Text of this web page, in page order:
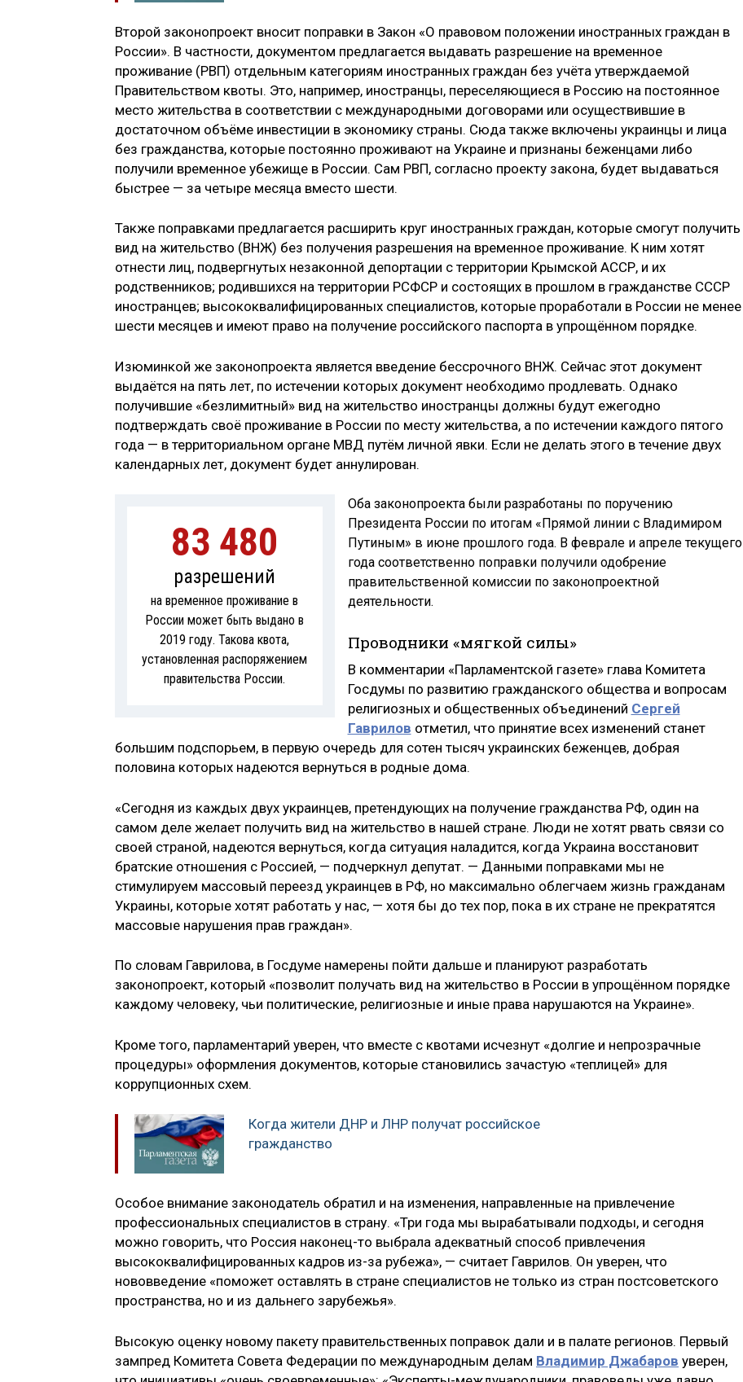
Второй законопроект вносит поправки в Закон «О правовом положении иностранных граждан в
России». В частности, документом предлагается выдавать разрешение на временное
проживание (РВП) отдельным категориям иностранных граждан без учёта утверждаемой
Правительством квоты. Это, например, иностранцы, переселяющиеся в Россию на постоянное
место жительства в соответствии с международными договорами или осуществившие в
достаточном объёме инвестиции в экономику страны. Сюда также включены украинцы и лица
без гражданства, которые постоянно проживают на Украине и признаны беженцами либо
получили временное убежище в России. Сам РВП, согласно проекту закона, будет выдаваться
быстрее — за четыре месяца вместо шести.
Также поправками предлагается расширить круг иностранных граждан, которые смогут получить
вид на жительство (ВНЖ) без получения разрешения на временное проживание. К ним хотят
отнести лиц, подвергнутых незаконной депортации с территории Крымской АССР, и их
родственников; родившихся на территории РСФСР и состоящих в прошлом в гражданстве СССР
иностранцев; высококвалифицированных специалистов, которые проработали в России не менее
шести месяцев и имеют право на получение российского паспорта в упрощённом порядке.
Изюминкой же законопроекта является введение бессрочного ВНЖ. Сейчас этот документ
выдаётся на пять лет, по истечении которых документ необходимо продлевать. Однако
получившие «безлимитный» вид на жительство иностранцы должны будут ежегодно
подтверждать своё проживание в России по месту жительства, а по истечении каждого пятого
года — в территориальном органе МВД путём личной явки. Если не делать этого в течение двух
календарных лет, документ будет аннулирован.
83 480
разрешений
на временное проживание в
России может быть выдано в
2019 году. Такова квота,
установленная распоряжением
правительства России.
Оба законопроекта были разработаны по поручению
Президента России по итогам «Прямой линии с Владимиром
Путиным» в июне прошлого года. В феврале и апреле текущего
года соответственно поправки получили одобрение
правительственной комиссии по законопроектной
деятельности.
Проводники «мягкой силы»
В комментарии «Парламентской газете» глава Комитета
Госдумы по развитию гражданского общества и вопросам
религиозных и общественных объединений Сергей
Гаврилов отметил, что принятие всех изменений станет
большим подспорьем, в первую очередь для сотен тысяч украинских беженцев, добрая
половина которых надеются вернуться в родные дома.
«Сегодня из каждых двух украинцев, претендующих на получение гражданства РФ, один на
самом деле желает получить вид на жительство в нашей стране. Люди не хотят рвать связи со
своей страной, надеются вернуться, когда ситуация наладится, когда Украина восстановит
братские отношения с Россией, — подчеркнул депутат. — Данными поправками мы не
стимулируем массовый переезд украинцев в РФ, но максимально облегчаем жизнь гражданам
Украины, которые хотят работать у нас, — хотя бы до тех пор, пока в их стране не прекратятся
массовые нарушения прав граждан».
По словам Гаврилова, в Госдуме намерены пойти дальше и планируют разработать
законопроект, который «позволит получать вид на жительство в России в упрощённом порядке
каждому человеку, чьи политические, религиозные и иные права нарушаются на Украине».
Кроме того, парламентарий уверен, что вместе с квотами исчезнут «долгие и непрозрачные
процедуры» оформления документов, которые становились зачастую «теплицей» для
коррупционных схем.
Когда жители ДНР и ЛНР получат российское
гражданство
Особое внимание законодатель обратил и на изменения, направленные на привлечение
профессиональных специалистов в страну. «Три года мы вырабатывали подходы, и сегодня
можно говорить, что Россия наконец-то выбрала адекватный способ привлечения
высококвалифицированных кадров из-за рубежа», — считает Гаврилов. Он уверен, что
нововведение «поможет оставлять в стране специалистов не только из стран постсоветского
пространства, но и из дальнего зарубежья».
Высокую оценку новому пакету правительственных поправок дали и в палате регионов. Первый
зампред Комитета Совета Федерации по международным делам Владимир Джабаров уверен,